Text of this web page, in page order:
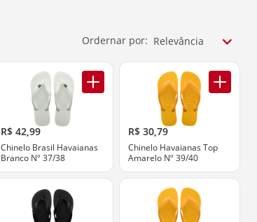
Ordernar por: Relevância
R$ 42,99
Chinelo Brasil Havaianas
Branco Nº 37/38
R$ 30,79
Chinelo Havaianas Top
Amarelo Nº 39/40